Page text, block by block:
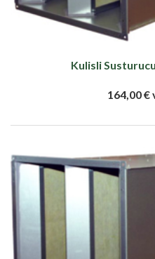
Kulisli
164,00 €